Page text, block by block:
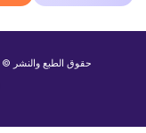
حقوق الطبع والنشر © 2024 منح من كل الالوان. جميع الحقوق محفوظة